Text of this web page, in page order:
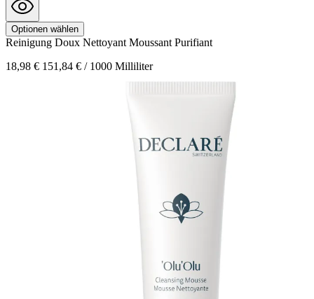
Optionen wählen
Reinigung Doux Nettoyant Moussant Purifiant
18,98 € 151,84 € / 1000 Milliliter